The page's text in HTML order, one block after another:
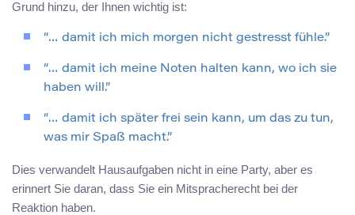
Grund hinzu, der Ihnen wichtig ist:
“… damit ich mich morgen nicht gestresst fühle.”
“… damit ich meine Noten halten kann, wo ich sie
haben will.”
“… damit ich später frei sein kann, um das zu tun,
was mir Spaß macht.”
Dies verwandelt Hausaufgaben nicht in eine Party, aber es
erinnert Sie daran, dass Sie ein Mitspracherecht bei der
Reaktion haben.